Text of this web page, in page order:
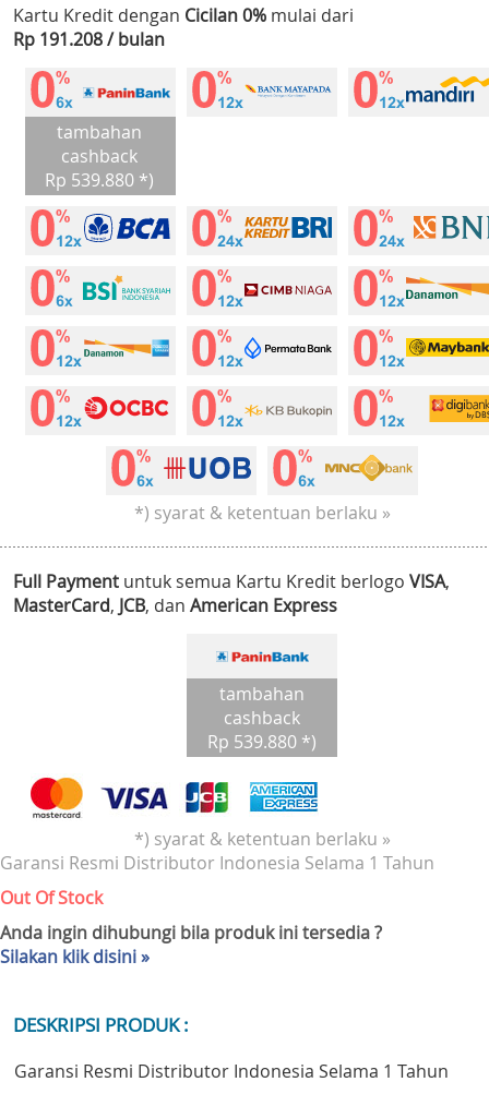
Kartu Kredit dengan Cicilan 0% mulai dari
Rp 191.208 / bulan
tambahan
cashback
Rp 539.880 *)
*) syarat & ketentuan berlaku »
Full Payment untuk semua Kartu Kredit berlogo VISA,
MasterCard, JCB, dan American Express
tambahan
cashback
Rp 539.880 *)
*) syarat & ketentuan berlaku »
Garansi Resmi Distributor Indonesia Selama 1 Tahun
Out Of Stock
Anda ingin dihubungi bila produk ini tersedia ?
Silakan klik disini »
DESKRIPSI PRODUK :
Garansi Resmi Distributor Indonesia Selama 1 Tahun